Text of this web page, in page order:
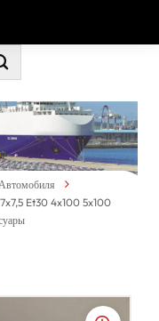
Et30 4x100 5x100